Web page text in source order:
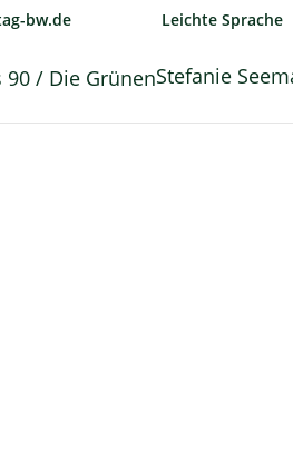
bw.de Leichte Sprache
Stefanie